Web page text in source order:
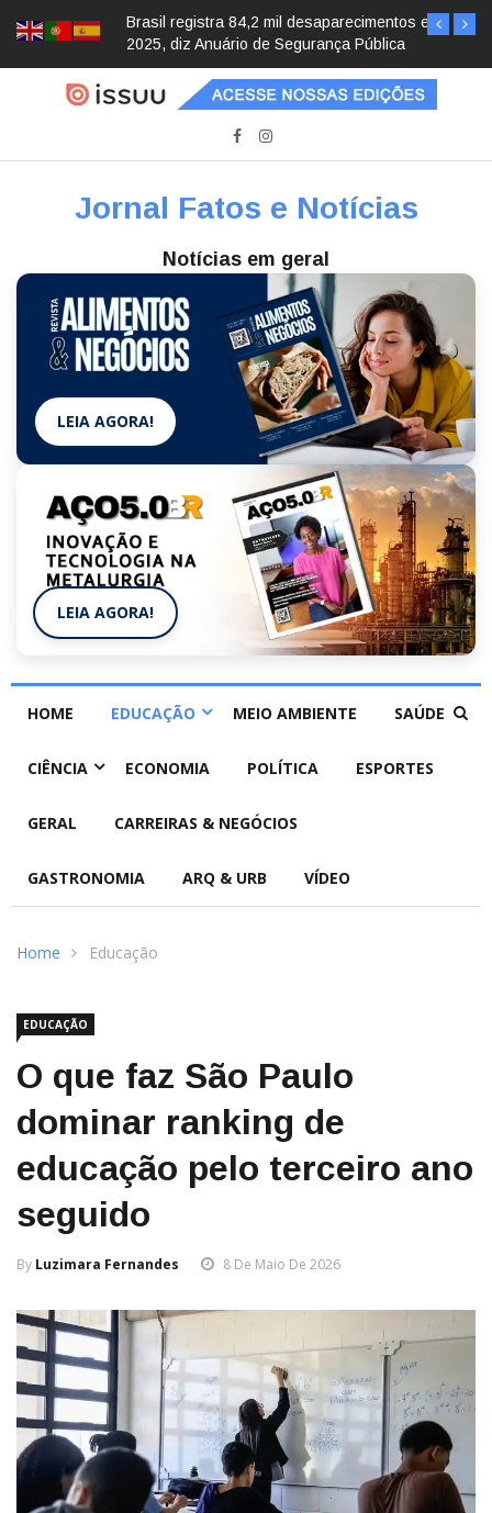
Brasil registra 84,2 mil desaparecimentos em
2025, diz Anuário de Segurança Pública
Jornal Fatos e Notícias
Notícias em geral
LEIA AGORA!
LEIA AGORA!
HOME EDUCAÇÃO MEIO AMBIENTE SAÚDE
CIÊNCIA ECONOMIA POLÍTICA ESPORTES
GERAL CARREIRAS & NEGÓCIOS
GASTRONOMIA ARQ & URB VÍDEO
Home Educação
EDUCAÇÃO
O que faz São Paulo
dominar ranking de
educação pelo terceiro ano
seguido
By Luzimara Fernandes 8 De Maio De 2026